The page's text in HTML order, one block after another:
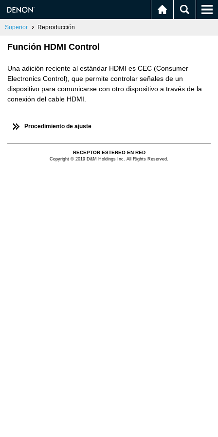
Superior Reproducción
Función HDMI Control
Una adición reciente al estándar HDMI es CEC (Consumer
Electronics Control), que permite controlar señales de un
dispositivo para comunicarse con otro dispositivo a través de la
conexión del cable HDMI.
Procedimiento de ajuste
RECEPTOR ESTEREO EN RED
Copyright © 2019 D&M Holdings Inc. All Rights Reserved.